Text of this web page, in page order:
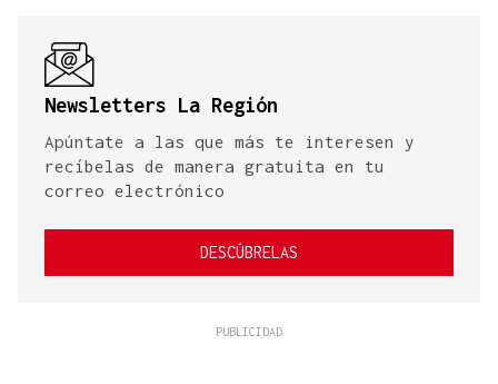
Newsletters La Región
Apúntate a las que más te interesen y
recíbelas de manera gratuita en tu
correo electrónico
DESCÚBRELAS